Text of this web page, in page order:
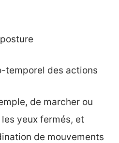
temporel des actions
de marcher ou
yeux fermés, et
de mouvements